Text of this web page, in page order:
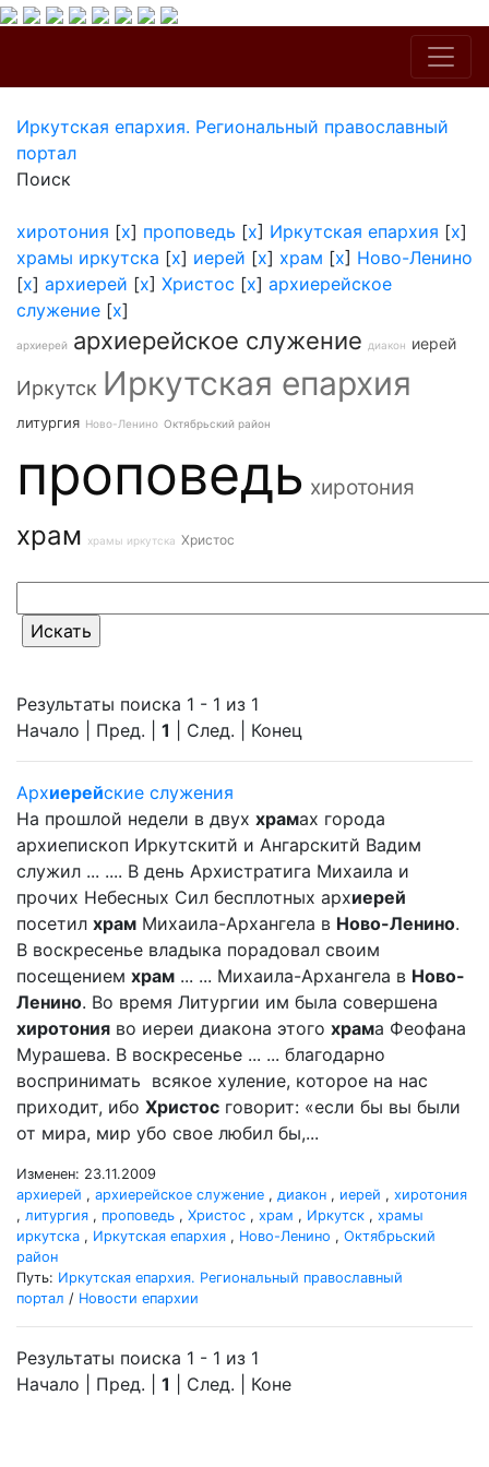
Иркутская епархия. Региональный православный
портал
Поиск
хиротония [x] проповедь [x] Иркутская епархия [x]
храмы иркутска [x] иерей [x] храм [x] Ново-Ленино
[x] архиерей [x] Христос [x] архиерейское
служение [x]
архиерей архиерейское служение диакон иерей
Иркутск Иркутская епархия
литургия Ново-Ленино Октябрьский район
проповедь хиротония
храм храмы иркутска Христос
Результаты поиска 1 - 1 из 1
Начало | Пред. | 1 | След. | Конец
Архиерейские служения
На прошлой недели в двух храмах города
архиепископ Иркутскитй и Ангарскитй Вадим
служил ... .... В день Архистратига Михаила и
прочих Небесных Сил бесплотных архиерей
посетил храм Михаила-Архангела в Ново-Ленино.
В воскресенье владыка порадовал своим
посещением храм ... ... Михаила-Архангела в Ново-
Ленино. Во время Литургии им была совершена
хиротония во иереи диакона этого храма Феофана
Мурашева. В воскресенье ... ... благодарно
воспринимать всякое хуление, которое на нас
приходит, ибо Христос говорит: «если бы вы были
от мира, мир убо свое любил бы,...
Изменен: 23.11.2009
архиерей , архиерейское служение , диакон , иерей , хиротония
, литургия , проповедь , Христос , храм , Иркутск , храмы
иркутска , Иркутская епархия , Ново-Ленино , Октябрьский
район
Путь: Иркутская епархия. Региональный православный
портал / Новости епархии
Результаты поиска 1 - 1 из 1
Начало | Пред. | 1 | След. | Коне